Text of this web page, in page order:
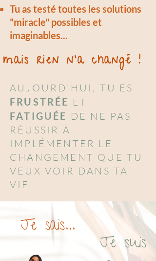
Tu as testé toutes les solutions
"miracle" possibles et
imaginables...
mais rien n'a changé !
AUJOURD'HUI, TU ES
FRUSTRÉE ET
FATIGUÉE DE NE PAS
RÉUSSIR À
IMPLÉMENTER LE
CHANGEMENT QUE TU
VEUX VOIR DANS TA
VIE
Je sais...
Je suis